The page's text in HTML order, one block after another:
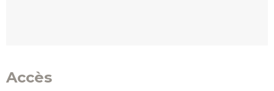
Accès